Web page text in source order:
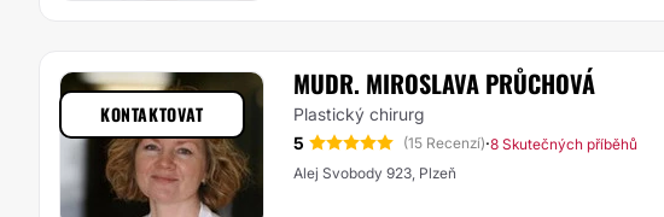
MUDR. MIROSLAVA PRŮCHOVÁ
Plastický chirurg
5
(15 Recenzí)·8 Skutečných příběhů
Alej Svobody 923, Plzeň
KONTAKTOVAT